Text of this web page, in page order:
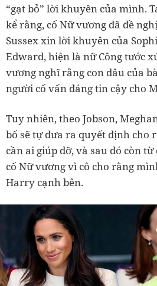
“gạt bỏ” lời khuyên của mình.
kể rằng, cố Nữ vương đã đề
Sussex xin lời khuyên của
Edward, hiện là nữ Công tước
vương nghĩ rằng con dâu của
người cố vấn đáng tin cậy cho
Tuy nhiên, theo Jobson,
bố sẽ tự đưa ra quyết định cho
cần ai giúp đỡ, và sau đó còn
cố Nữ vương vì cô cho rằng
Harry cạnh bên.